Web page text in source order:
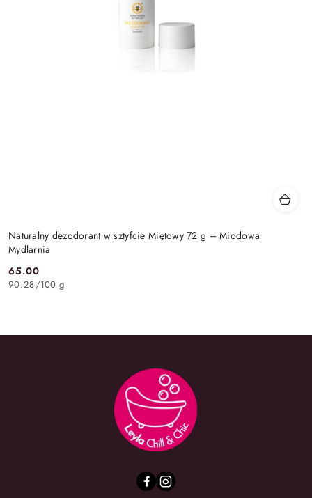
Naturalny dezodorant w sztyfcie Miętowy 72 g – Miodowa
Mydlarnia
Cena:
65.00
90.28/100 g